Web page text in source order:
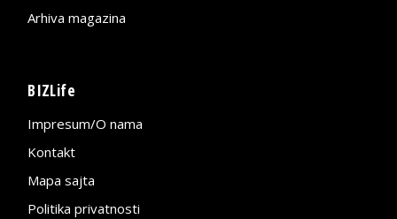
Arhiva magazina
BIZLife
Impresum/O nama
Kontakt
Mapa sajta
Politika privatnosti